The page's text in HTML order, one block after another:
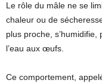
Le rôle du mâle ne se
chaleur ou de
plus proche,
l’eau aux œufs.
Ce comportement,